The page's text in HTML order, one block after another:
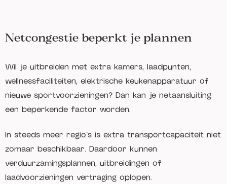
Netcongestie beperkt je plannen
Wil je uitbreiden met extra kamers, laadpunten,
wellnessfaciliteiten, elektrische keukenapparatuur of
nieuwe sportvoorzieningen? Dan kan je netaansluiting
een beperkende factor worden.
In steeds meer regio’s is extra transportcapaciteit niet
zomaar beschikbaar. Daardoor kunnen
verduurzamingsplannen, uitbreidingen of
laadvoorzieningen vertraging oplopen.